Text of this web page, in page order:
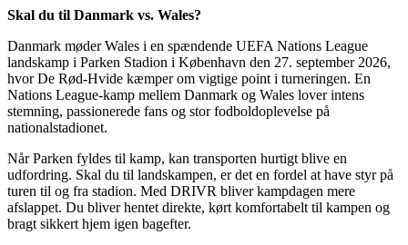
Skal du til Danmark vs. Wales?
Danmark møder Wales i en spændende UEFA Nations League
landskamp i Parken Stadion i København den 27. september 2026,
hvor De Rød-Hvide kæmper om vigtige point i turneringen. En
Nations League-kamp mellem Danmark og Wales lover intens
stemning, passionerede fans og stor fodboldoplevelse på
nationalstadionet.
Når Parken fyldes til kamp, kan transporten hurtigt blive en
udfordring. Skal du til landskampen, er det en fordel at have styr på
turen til og fra stadion. Med DRIVR bliver kampdagen mere
afslappet. Du bliver hentet direkte, kørt komfortabelt til kampen og
bragt sikkert hjem igen bagefter.